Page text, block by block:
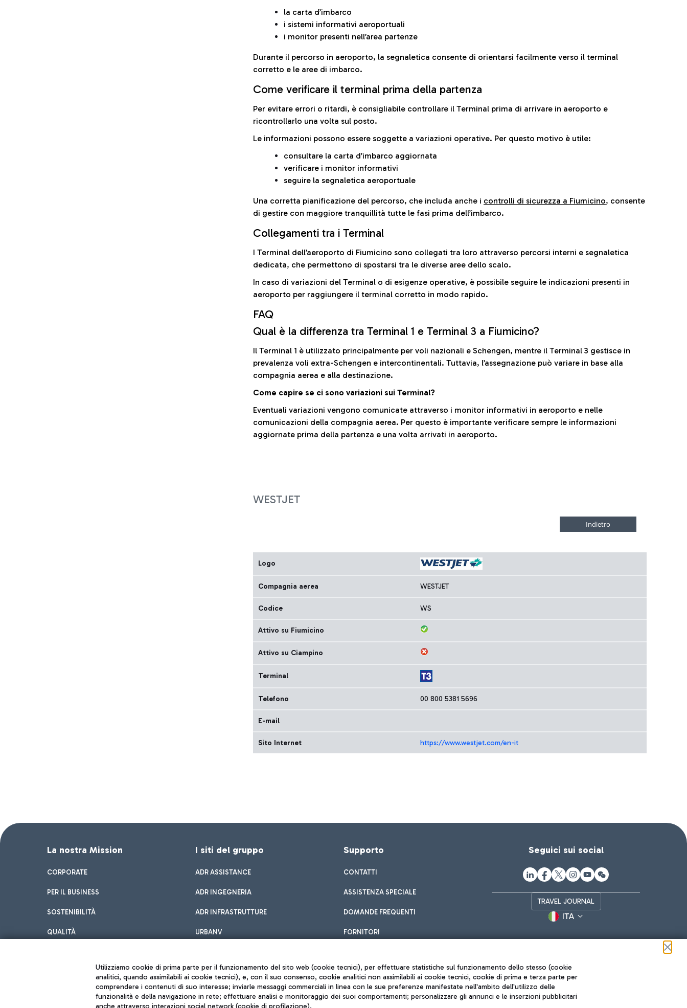
la carta d’imbarco
i sistemi informativi aeroportuali
i monitor presenti nell’area partenze
Durante il percorso in aeroporto, la segnaletica consente di orientarsi facilmente verso il terminal
corretto e le aree di imbarco.
Come verificare il terminal prima della partenza
Per evitare errori o ritardi, è consigliabile controllare il Terminal prima di arrivare in aeroporto e
ricontrollarlo una volta sul posto.
Le informazioni possono essere soggette a variazioni operative. Per questo motivo è utile:
consultare la carta d’imbarco aggiornata
verificare i monitor informativi
seguire la segnaletica aeroportuale
Una corretta pianificazione del percorso, che includa anche i controlli di sicurezza a Fiumicino, consente
di gestire con maggiore tranquillità tutte le fasi prima dell’imbarco.
Collegamenti tra i Terminal
I Terminal dell’aeroporto di Fiumicino sono collegati tra loro attraverso percorsi interni e segnaletica
dedicata, che permettono di spostarsi tra le diverse aree dello scalo.
In caso di variazioni del Terminal o di esigenze operative, è possibile seguire le indicazioni presenti in
aeroporto per raggiungere il terminal corretto in modo rapido.
FAQ
Qual è la differenza tra Terminal 1 e Terminal 3 a Fiumicino?
Il Terminal 1 è utilizzato principalmente per voli nazionali e Schengen, mentre il Terminal 3 gestisce in
prevalenza voli extra-Schengen e intercontinentali. Tuttavia, l’assegnazione può variare in base alla
compagnia aerea e alla destinazione.
Come capire se ci sono variazioni sui Terminal?
Eventuali variazioni vengono comunicate attraverso i monitor informativi in aeroporto e nelle
comunicazioni della compagnia aerea. Per questo è importante verificare sempre le informazioni
aggiornate prima della partenza e una volta arrivati in aeroporto.
WESTJET
Logo
Compagnia aerea WESTJET
Codice WS
Attivo su Fiumicino
Attivo su Ciampino
Terminal
Telefono 00 800 5381 5696
E-mail
Sito Internet https://www.westjet.com/en-it
La nostra Mission
CORPORATE
PER IL BUSINESS
SOSTENIBILITÀ
QUALITÀ
I siti del gruppo
ADR ASSISTANCE
ADR INGEGNERIA
ADR INFRASTRUTTURE
URBANV
Supporto
CONTATTI
ASSISTENZA SPECIALE
DOMANDE FREQUENTI
FORNITORI
Seguici sui social
TRAVEL JOURNAL
ITA
Utilizziamo cookie di prima parte per il funzionamento del sito web (cookie tecnici), per effettuare statistiche sul funzionamento dello stesso (cookie
analitici, quando assimilabili ai cookie tecnici), e, con il suo consenso, cookie analitici non assimilabili ai cookie tecnici, cookie di prima e terza parte per
comprendere i contenuti di suo interesse; inviarle messaggi commerciali in linea con le sue preferenze manifestate nell'ambito dell'utilizzo delle
funzionalità e della navigazione in rete; effettuare analisi e monitoraggio dei suoi comportamenti; personalizzare gli annunci e le inserzioni pubblicitari
anche attraverso interazioni social network (cookie di profilazione).